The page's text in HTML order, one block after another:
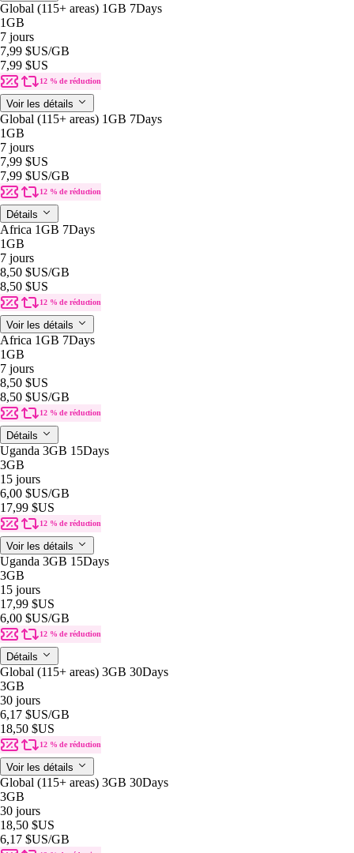
Global (115+ areas) 1GB 7Days
1GB
7 jours
7,99 $US/GB
7,99 $US
12 % de réduction
Voir les détails
Global (115+ areas) 1GB 7Days
1GB
7 jours
7,99 $US
7,99 $US/GB
12 % de réduction
Détails
Africa 1GB 7Days
1GB
7 jours
8,50 $US/GB
8,50 $US
12 % de réduction
Voir les détails
Africa 1GB 7Days
1GB
7 jours
8,50 $US
8,50 $US/GB
12 % de réduction
Détails
Uganda 3GB 15Days
3GB
15 jours
6,00 $US/GB
17,99 $US
12 % de réduction
Voir les détails
Uganda 3GB 15Days
3GB
15 jours
17,99 $US
6,00 $US/GB
12 % de réduction
Détails
Global (115+ areas) 3GB 30Days
3GB
30 jours
6,17 $US/GB
18,50 $US
12 % de réduction
Voir les détails
Global (115+ areas) 3GB 30Days
3GB
30 jours
18,50 $US
6,17 $US/GB